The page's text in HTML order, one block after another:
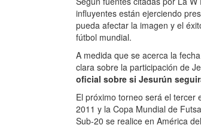
influyentes están ejerciendo
pueda afectar la imagen y el
fútbol mundial.
A medida que se acerca la
clara sobre la participación de
oficial sobre si Jesurún
El próximo torneo será el tercer
2011 y la Copa Mundial de
Sub-20 se realice en América